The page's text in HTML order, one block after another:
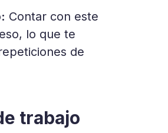
Contar con este
lo que te
de
trabajo